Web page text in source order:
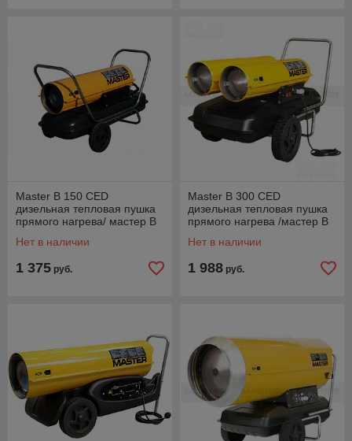
Master B 150 CED
дизельная тепловая пушка
прямого нагрева/ мастер B
Нет в наличии
1 375 руб.
Master B 300 CED
дизельная тепловая пушка
прямого нагрева /мастер B
Нет в наличии
1 988 руб.